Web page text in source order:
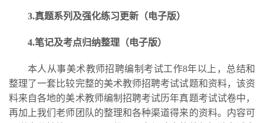
3.真题系列及强化练习更新 （电子版）
4.笔记及考点归纳整理（电子版）
本人从事美术教师招聘编制考试工作8年以上，总结和
整理了一套比较完整的美术教师招聘考试试题和资料，该资
料来自各地的美术教师编制招聘考试历年真题考试试卷中，
再加上我们老师团队的整理和各种渠道得来的资料。内容可